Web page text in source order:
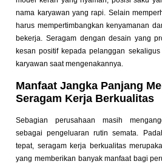
nama karyawan yang rapi. Selain
harus mempertimbangkan kenyamanan
bekerja. Seragam dengan desain yang
kesan positif kepada pelanggan
karyawan saat mengenakannya.
Manfaat Jangka Panjang
Seragam Kerja Berkualitas
Sebagian perusahaan masih
sebagai pengeluaran rutin semata.
tepat, seragam kerja berkualitas
yang memberikan banyak manfaat bagi